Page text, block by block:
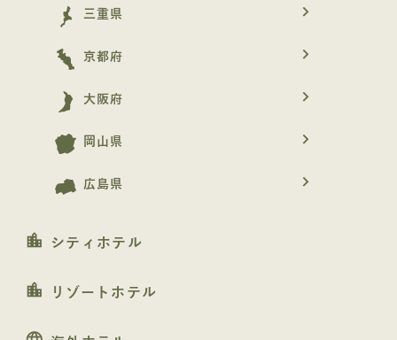
三重県 navigate_next
京都府 navigate_next
大阪府 navigate_next
岡山県 navigate_next
広島県 navigate_next
location_city シティホテル
location_city リゾートホテル